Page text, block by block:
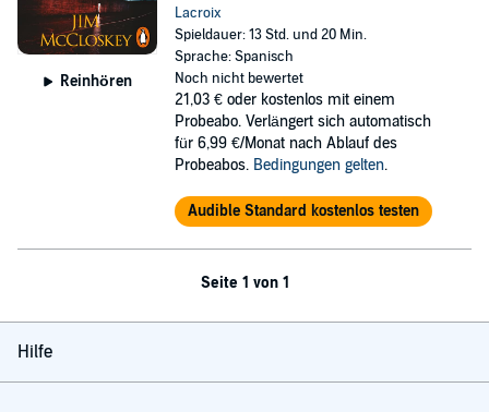
Reinhören
Lacroix
Spieldauer: 13 Std. und 20 Min.
Sprache: Spanisch
Noch nicht bewertet
21,03 € oder kostenlos mit einem
Probeabo. Verlängert sich automatisch
für 6,99 €/Monat nach Ablauf des
Probeabos. Bedingungen gelten.
Audible Standard kostenlos testen
Seite 1 von 1
Hilfe